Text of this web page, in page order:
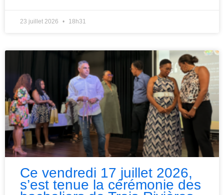
23 juillet 2026 18h31
Ce vendredi 17 juillet 2026,
s’est tenue la cérémonie des